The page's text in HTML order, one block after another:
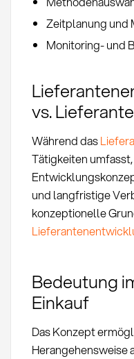
Zeitplanung und
Monitoring- und
vs.
Während das
Tätigkeiten
und langfristige
konzeptionelle
Bedeutung
Einkauf
Das Konzept
Herangehensweise